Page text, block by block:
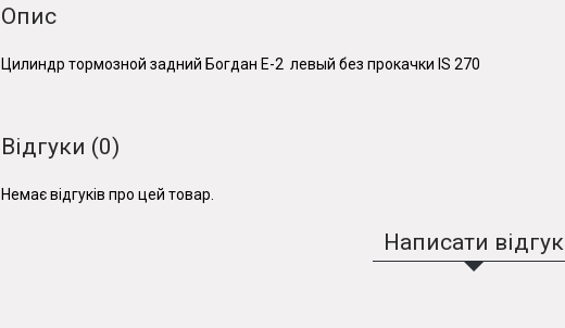
Опис
Цилиндр тормозной задний Богдан Е-2 левый без прокачки IS 270
Відгуки (0)
Немає відгуків про цей товар.
Написати відгук